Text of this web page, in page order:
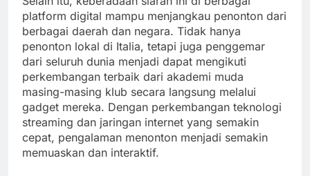
platform digital mampu menjangkau penonton dari
berbagai daerah dan negara. Tidak hanya
penonton lokal di Italia, tetapi juga penggemar
dari seluruh dunia menjadi dapat mengikuti
perkembangan terbaik dari akademi muda
masing-masing klub secara langsung melalui
gadget mereka. Dengan perkembangan teknologi
streaming dan jaringan internet yang semakin
cepat, pengalaman menonton menjadi semakin
memuaskan dan interaktif.